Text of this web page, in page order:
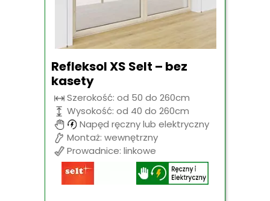
Refleksol XS Selt – bez
kasety
Szerokość: od 50 do 260cm
Wysokość: od 40 do 260cm
Napęd ręczny lub elektryczny
Montaż: wewnętrzny
Prowadnice: linkowe